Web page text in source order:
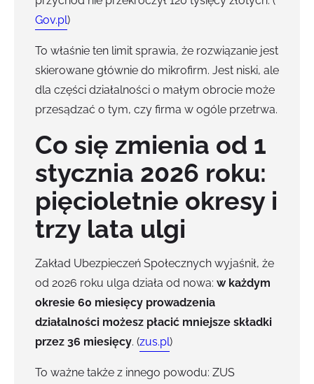
Gov.pl)
To właśnie ten limit sprawia, że rozwiązanie jest
skierowane głównie do mikrofirm. Jest niski, ale
dla części działalności o małym obrocie może
przesądzać o tym, czy firma w ogóle przetrwa.
Co się zmienia od 1
stycznia 2026 roku:
pięcioletnie okresy i
trzy lata ulgi
Zakład Ubezpieczeń Społecznych wyjaśnił, że
od 2026 roku ulga działa od nowa: w każdym
okresie 60 miesięcy prowadzenia
działalności możesz płacić mniejsze składki
przez 36 miesięcy. (zus.pl)
To ważne także z innego powodu: ZUS